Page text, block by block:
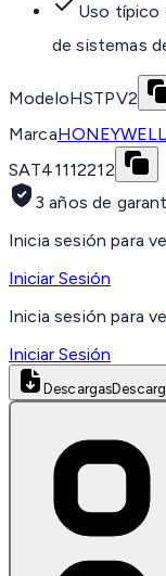
Uso típico
de sistemas
ModeloHSTPV2
Marca
SAT41112212
3 años de
Inicia sesión para
Iniciar Sesión
Inicia sesión para
Iniciar Sesión
Descargas